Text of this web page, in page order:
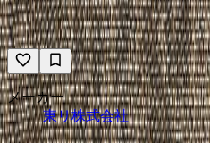
イメージが近い東
メーカー
東リ株式会社